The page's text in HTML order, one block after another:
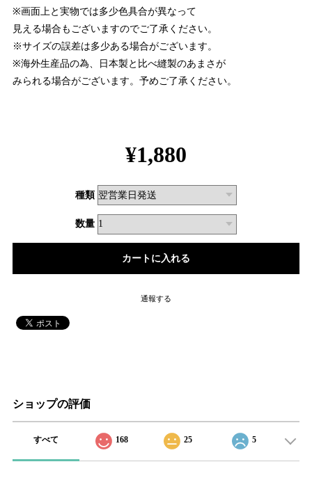
※画面上と実物では多少色具合が異なって
見える場合もございますのでご了承ください。
※サイズの誤差は多少ある場合がございます。
※海外生産品の為、日本製と比べ縫製のあまさが
みられる場合がございます。予めご了承ください。
¥1,880
種類
数量
通報する
ショップの評価
すべて 168 25 5